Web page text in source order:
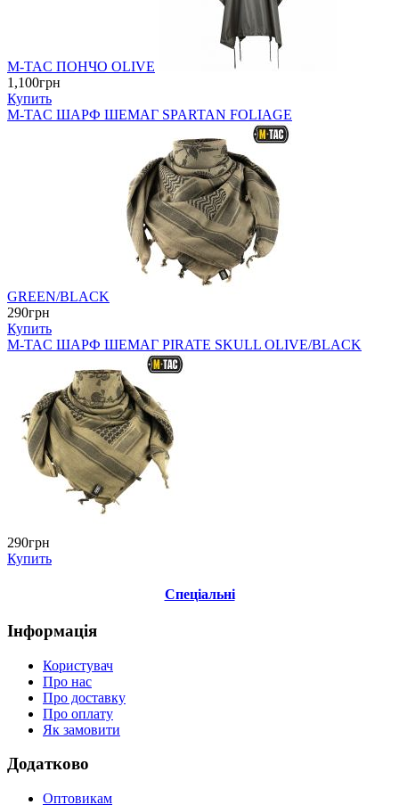
M-TAC ПОНЧО OLIVE
1,100грн
Купить
M-TAC ШАРФ ШЕМАГ SPARTAN FOLIAGE
GREEN/BLACK
290грн
Купить
M-TAC ШАРФ ШЕМАГ PIRATE SKULL OLIVE/BLACK
290грн
Купить
Спеціальні
Інформація
Користувач
Про нас
Про доставку
Про оплату
Як замовити
Додатково
Оптовикам